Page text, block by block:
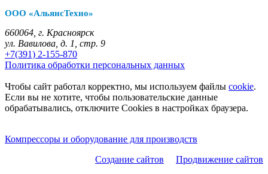
ООО «АльянсТехно»
660064, г. Красноярск
ул. Вавилова, д. 1, стр. 9
+7(391) 2-155-870
Политика обработки персональных данных
Чтобы сайт работал корректно, мы используем файлы cookie.
Если вы не хотите, чтобы пользовательские данные
обрабатывались, отключите Cookies в настройках браузера.
Компрессоры и оборудование для производств
Создание сайтов
Продвижение сайтов